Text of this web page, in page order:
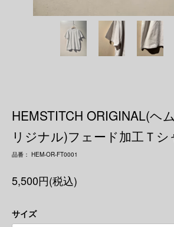
HEMSTITCH ORIGINAL(ヘ
リジナル)フェード加工Ｔ
品番： HEM-OR-FT0001
5,500円(税込)
サイズ